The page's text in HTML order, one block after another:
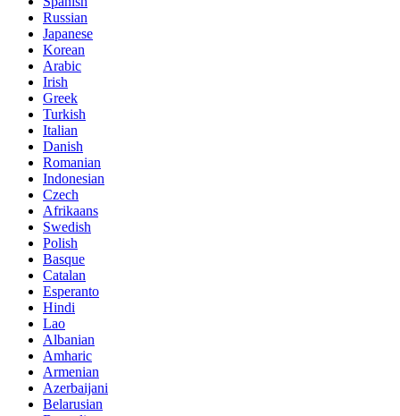
Russian
Japanese
Korean
Arabic
Irish
Greek
Turkish
Italian
Danish
Romanian
Indonesian
Czech
Afrikaans
Swedish
Polish
Basque
Catalan
Esperanto
Hindi
Lao
Albanian
Amharic
Armenian
Azerbaijani
Belarusian